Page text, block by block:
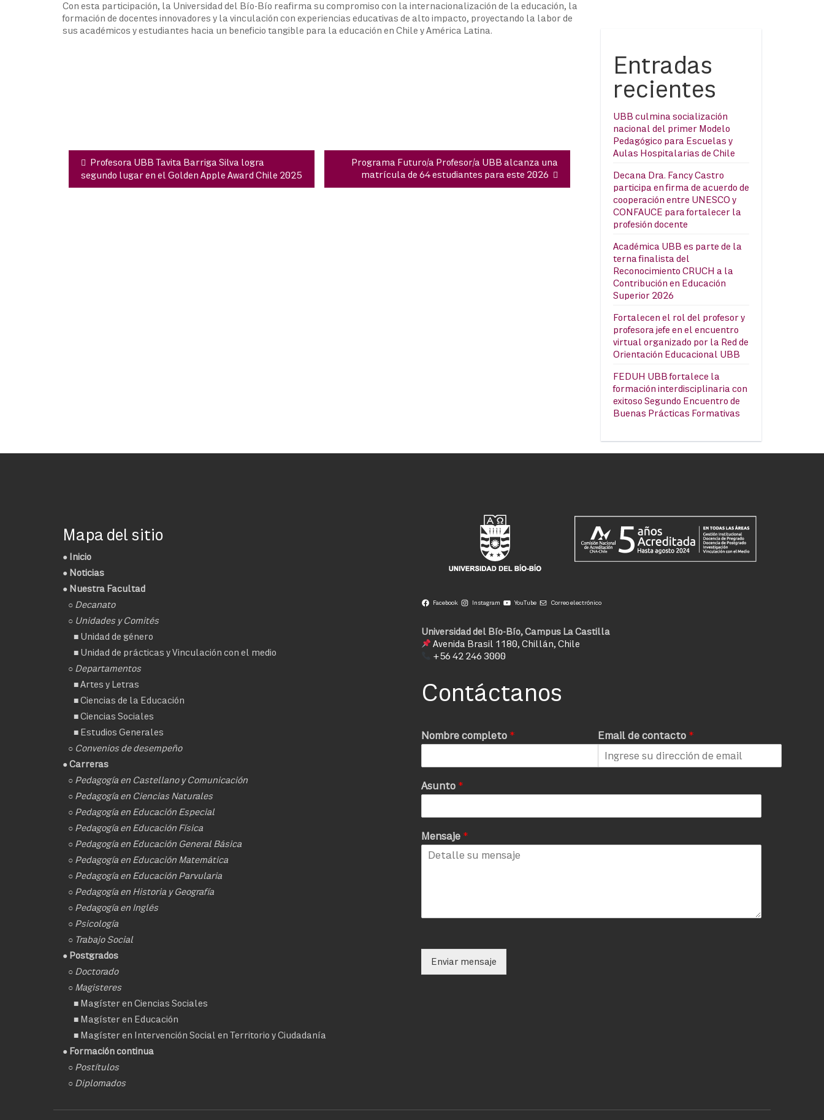
Con esta participación, la Universidad del Bío-Bío reafirma su compromiso con la internacionalización de la educación, la
formación de docentes innovadores y la vinculación con experiencias educativas de alto impacto, proyectando la labor de
sus académicos y estudiantes hacia un beneficio tangible para la educación en Chile y América Latina.
Profesora UBB Tavita Barriga Silva logra
segundo lugar en el Golden Apple Award Chile 2025
Programa Futuro/a Profesor/a UBB alcanza una
matrícula de 64 estudiantes para este 2026
Entradas
recientes
UBB culmina socialización
nacional del primer Modelo
Pedagógico para Escuelas y
Aulas Hospitalarias de Chile
Decana Dra. Fancy Castro
participa en firma de acuerdo de
cooperación entre UNESCO y
CONFAUCE para fortalecer la
profesión docente
Académica UBB es parte de la
terna finalista del
Reconocimiento CRUCH a la
Contribución en Educación
Superior 2026
Fortalecen el rol del profesor y
profesora jefe en el encuentro
virtual organizado por la Red de
Orientación Educacional UBB
FEDUH UBB fortalece la
formación interdisciplinaria con
exitoso Segundo Encuentro de
Buenas Prácticas Formativas
Mapa del sitio
● Inicio
● Noticias
● Nuestra Facultad
○ Decanato
○ Unidades y Comités
■ Unidad de género
■ Unidad de prácticas y Vinculación con el medio
○ Departamentos
■Artes y Letras
■Ciencias de la Educación
■Ciencias Sociales
■ Estudios Generales
○ Convenios de desempeño
● Carreras
○ Pedagogía en Castellano y Comunicación
○ Pedagogía en Ciencias Naturales
○ Pedagogía en Educación Especial
○ Pedagogía en Educación Física
○ Pedagogía en Educación General Básica
○ Pedagogía en Educación Matemática
○ Pedagogía en Educación Parvularia
○ Pedagogía en Historia y Geografía
○ Pedagogía en Inglés
○ Psicología
○ Trabajo Social
● Postgrados
○ Doctorado
○ Magisteres
■ Magíster en Ciencias Sociales
■ Magíster en Educación
■ Magíster en Intervención Social en Territorio y Ciudadanía
● Formación continua
○ Postítulos
○ Diplomados
Facebook Instagram YouTube Correo electrónico
Universidad del Bío-Bío, Campus La Castilla
Avenida Brasil 1180, Chillán, Chile
+56 42 246 3000
Contáctanos
Nombre completo * Email de contacto *
Asunto *
Mensaje *
Enviar mensaje